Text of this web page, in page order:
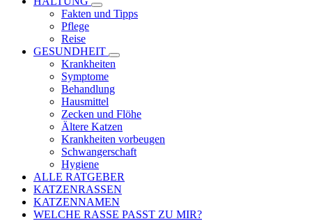
Fakten und Tipps
Pflege
Reise
GESUNDHEIT
Krankheiten
Symptome
Behandlung
Hausmittel
Zecken und Flöhe
Ältere Katzen
Krankheiten vorbeugen
Schwangerschaft
Hygiene
ALLE RATGEBER
KATZENRASSEN
KATZENNAMEN
WELCHE RASSE PASST ZU MIR?